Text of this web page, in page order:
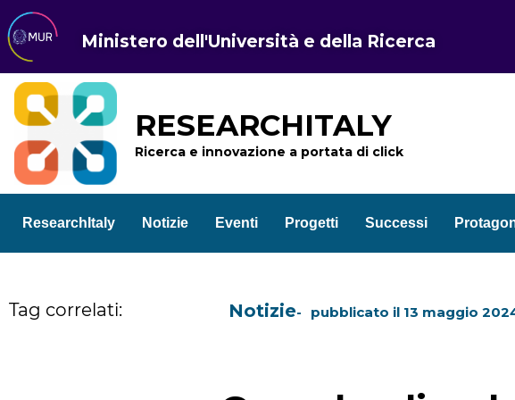
Ministero dell'Università e della Ricerca
RESEARCHITALY
Ricerca e innovazione a portata di click
ResearchItaly Notizie Eventi Progetti Successi
Tag correlati: Notizie pubblicato il 13 maggio